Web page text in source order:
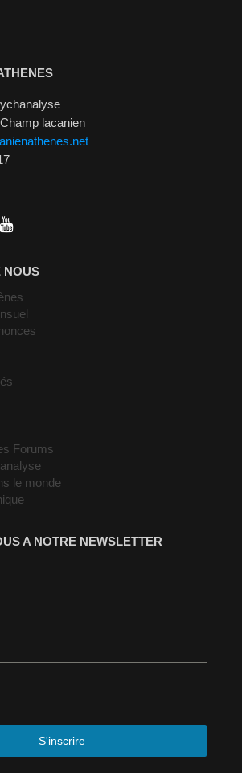
lacanien
NOUS
Forums
le monde
A NOTRE NEWSLETTER
S'inscrire